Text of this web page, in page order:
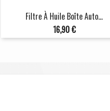
Filtre À Huile Boîte Auto...
Prix
16,90 €